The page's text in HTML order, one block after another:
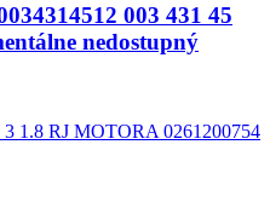
003 431 45
nedostupný